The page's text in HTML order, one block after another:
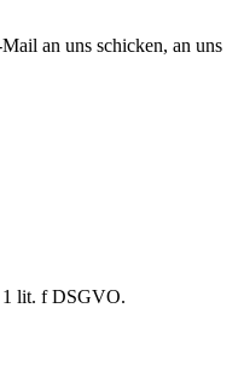
an uns schicken, an uns
1 lit. f DSGVO.